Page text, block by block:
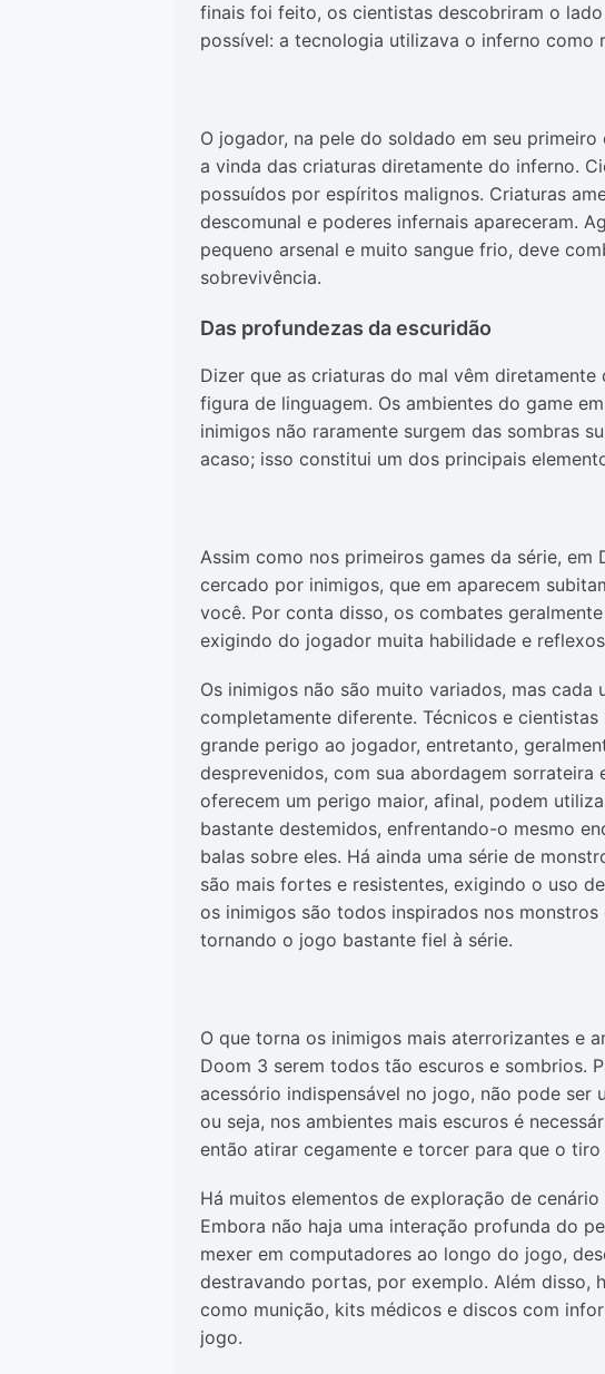
finais foi feito, os cientistas descobriram o
possível: a tecnologia utilizava o inferno como
O jogador, na pele do soldado em seu
a vinda das criaturas diretamente do inferno.
possuídos por espíritos malignos. Criaturas
descomunal e poderes infernais apareceram.
pequeno arsenal e muito sangue frio, deve
sobrevivência.
Das profundezas da escuridão
Dizer que as criaturas do mal vêm
figura de linguagem. Os ambientes do game
inimigos não raramente surgem das sombras
acaso; isso constitui um dos principais
Assim como nos primeiros games da série,
cercado por inimigos, que em aparecem
você. Por conta disso, os combates
exigindo do jogador muita habilidade e
Os inimigos não são muito variados, mas cada
completamente diferente. Técnicos e
grande perigo ao jogador, entretanto,
desprevenidos, com sua abordagem sorrateira
oferecem um perigo maior, afinal, podem
bastante destemidos, enfrentando-o mesmo
balas sobre eles. Há ainda uma série de
são mais fortes e resistentes, exigindo o uso
os inimigos são todos inspirados nos
tornando o jogo bastante fiel à série.
O que torna os inimigos mais aterrorizantes e
Doom 3 serem todos tão escuros e sombrios.
acessório indispensável no jogo, não pode ser
ou seja, nos ambientes mais escuros é
então atirar cegamente e torcer para que o
Há muitos elementos de exploração de
Embora não haja uma interação profunda do
mexer em computadores ao longo do jogo,
destravando portas, por exemplo. Além disso,
como munição, kits médicos e discos com
jogo.